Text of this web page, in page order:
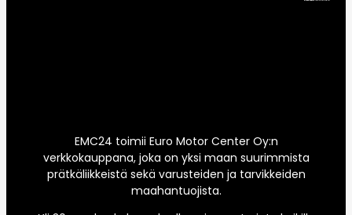
EMC24 toimii Euro Motor Center Oy:n
verkkokauppana, joka on yksi maan suurimmista
prätkäliikkeistä sekä varusteiden ja tarvikkeiden
maahantuojista.